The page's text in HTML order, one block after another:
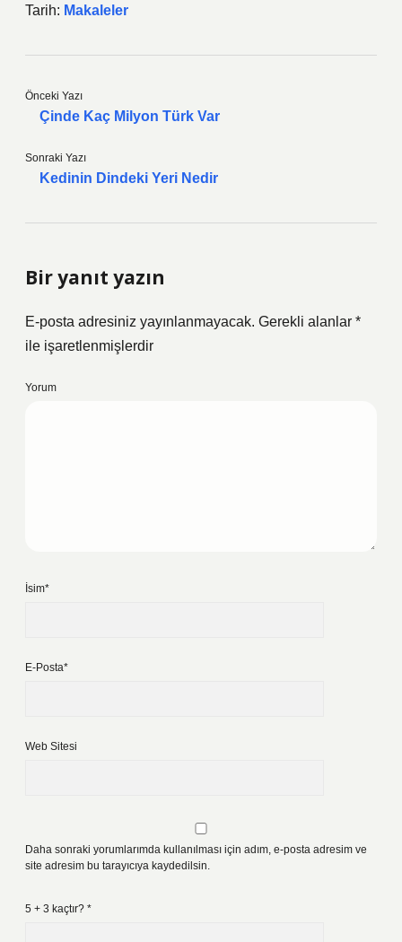
Tarih: Makaleler
Önceki Yazı
Çinde Kaç Milyon Türk Var
Sonraki Yazı
Kedinin Dindeki Yeri Nedir
Bir yanıt yazın
E-posta adresiniz yayınlanmayacak. Gerekli alanlar *
ile işaretlenmişlerdir
Yorum
İsim*
E-Posta*
Web Sitesi
Daha sonraki yorumlarımda kullanılması için adım, e-posta adresim ve
site adresim bu tarayıcıya kaydedilsin.
5 + 3 kaçtır? *